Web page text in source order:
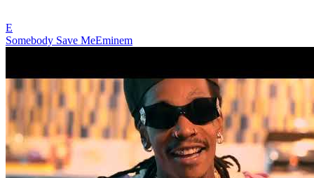
E
Somebody Save MeEminem